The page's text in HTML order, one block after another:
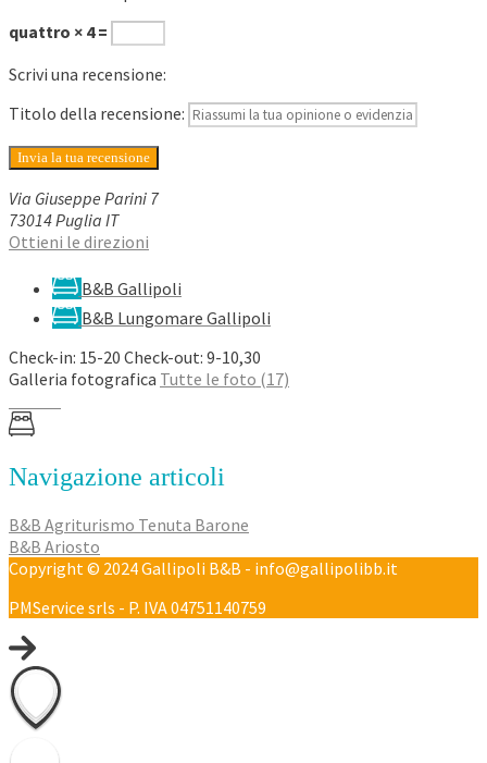
quattro × 4 =
Scrivi una recensione:
Titolo della recensione:
Via Giuseppe Parini 7
73014Puglia IT
Ottieni le direzioni
B&B Gallipoli
B&B Lungomare Gallipoli
Check-in: 15-20 Check-out: 9-10,30
Galleria fotografica Tutte le foto (17)
Navigazione articoli
B&B Agriturismo Tenuta Barone
B&B Ariosto
Copyright © 2024 Gallipoli B&B - info@gallipolibb.it
PMService srls - P. IVA 04751140759